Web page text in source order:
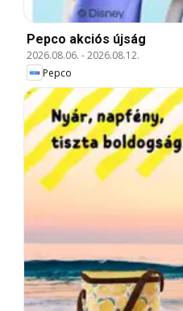
Pepco akciós újság
2026.08.06. -2026.08.12.
Pepco